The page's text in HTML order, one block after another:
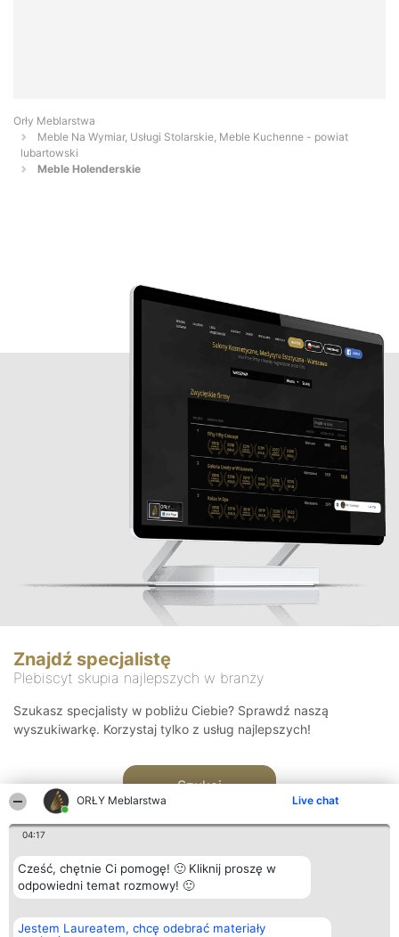
ORŁY Meblarstwa Live chat
04:17
Cześć, chętnie Ci pomogę! 🙂 Kliknij proszę w
odpowiedni temat rozmowy! 🙂
Jestem Laureatem, chcę odebrać materiały
Orły Meblarstwa
Meble Na Wymiar, Usługi Stolarskie, Meble Kuchenne - powiat
lubartowski
Meble Holenderskie
Znajdź specjalistę
Plebiscyt skupia najlepszych w branży
Szukasz specjalisty w pobliżu Ciebie? Sprawdź naszą
wyszukiwarkę. Korzystaj tylko z usług najlepszych!
Szukaj
Organizator plebiscytu
Bright Side Solutions sp. z o.
Plebiscyt
Laureaci
Kontakt
Kontakt